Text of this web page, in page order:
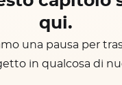
qui.
una pausa per
in qualcosa di